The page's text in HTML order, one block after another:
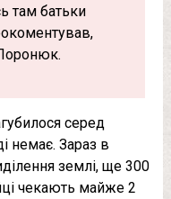
там батьки
серед
немає. Зараз в
землі, ще 300
чекають майже 2